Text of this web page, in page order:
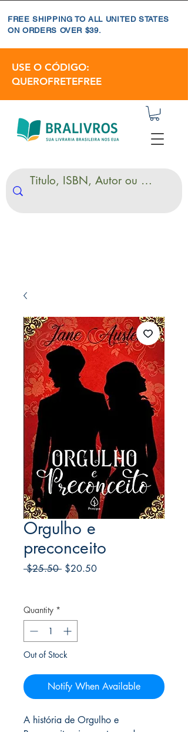
FREE SHIPPING TO ALL UNITED STATES
ON ORDERS OVER $39.
USE O CÓDIGO:
QUEROFRETEFREE
Orgulho e
preconceito
$25.50 Regular
$20.50Sale
Quantity *
Out of Stock
Notify When Available
A história de Orgulho e